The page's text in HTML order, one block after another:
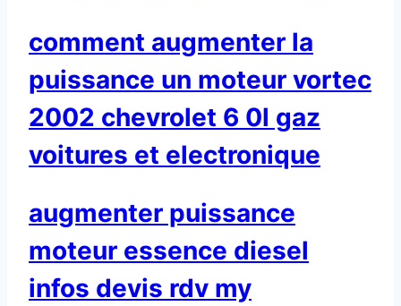
comment augmenter la
puissance un moteur vortec
2002 chevrolet 6 0l gaz
voitures et electronique
augmenter puissance
moteur essence diesel
infos devis rdv my